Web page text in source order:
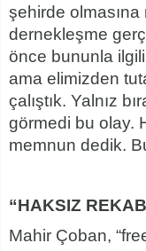
şehirde
dernekleşme
önce bununla ilgili
ama elimizden
çalıştık. Yalnız
görmedi bu olay.
memnun dedik.
“HAKSIZ
Mahir Çoban,